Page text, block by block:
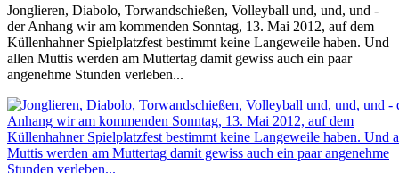
Jonglieren, Diabolo, Torwandschießen, Volleyball und, und, und -
der Anhang wir am kommenden Sonntag, 13. Mai 2012, auf dem
Küllenhahner Spielplatzfest bestimmt keine Langeweile haben. Und
allen Muttis werden am Muttertag damit gewiss auch ein paar
angenehme Stunden verleben...